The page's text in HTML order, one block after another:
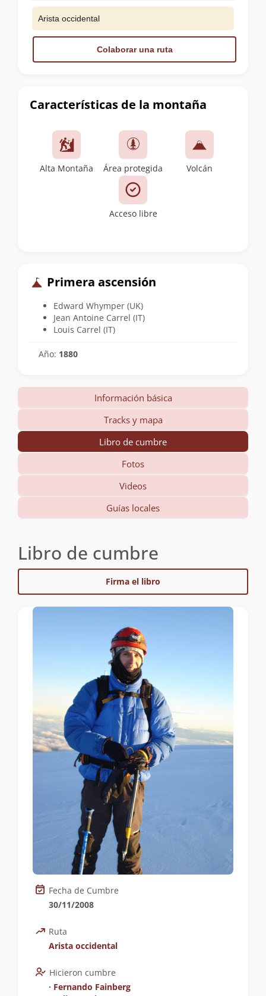
Características de la montaña
Alta Montaña Área protegida Volcán
Acceso libre
Primera ascensión
Edward Whymper (UK)
Jean Antoine Carrel (IT)
Louis Carrel (IT)
Año: 1880
Arista occidental
Colaborar una ruta
Información básica
Tracks y mapa
Libro de cumbre
Fotos
Videos
Guías locales
Libro de cumbre
Firma el libro
Fecha de Cumbre
30/11/2008
Ruta
Arista occidental
Hicieron cumbre
∙ Fernando Fainberg